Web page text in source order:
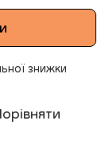
знижки